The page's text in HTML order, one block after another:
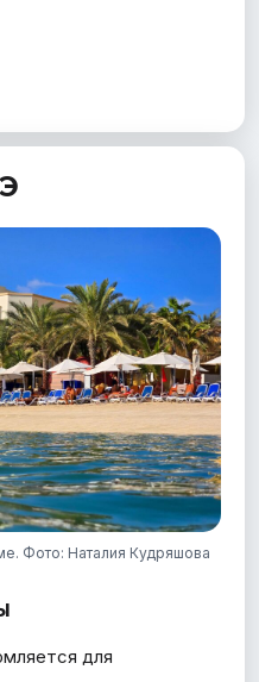
Фото: Наталия Кудряшова
для